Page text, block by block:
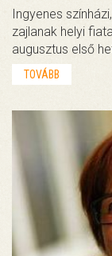
Ingyenes
zajlanak helyi
augusztus első
TOVÁBB